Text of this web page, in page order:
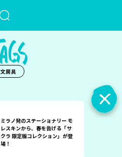
文房具
ミラノ発のステーショナリー モ
レスキンから、春を告げる「サ
クラ 限定版コレクション」が登
場！